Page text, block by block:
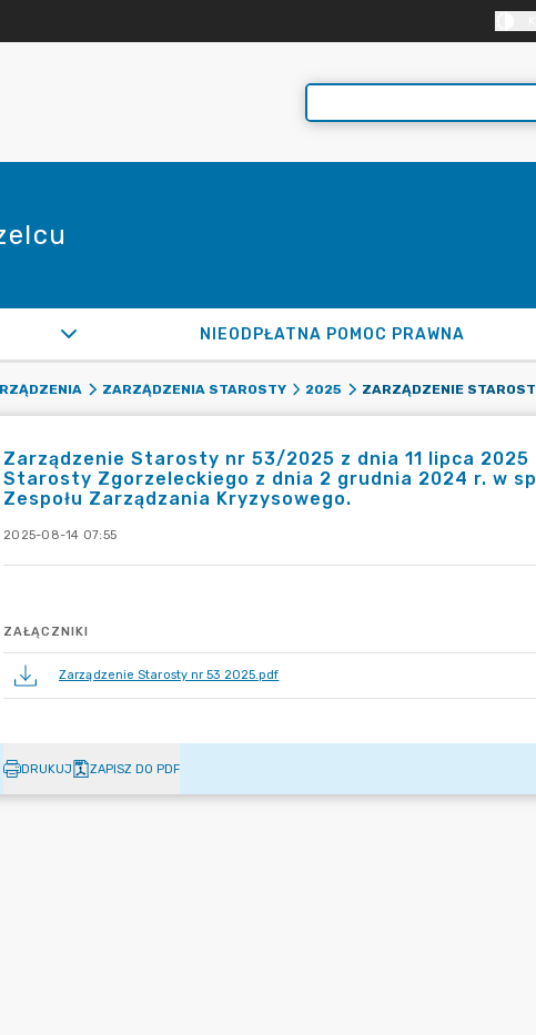
NIEODPŁATNA POMOC PRAWNA
ZARZĄDZENIA STAROSTY 2025
Zarządzenie Starosty nr 53/2025 z dnia 11 lipca
Starosty Zgorzeleckiego z dnia 2 grudnia 2024 r. w
Zespołu Zarządzania Kryzysowego.
2025-08-14 07:55
ZAŁĄCZNIKI
Zarządzenie Starosty nr 53 2025.pdf
DRUKUJ ZAPISZ DO PDF